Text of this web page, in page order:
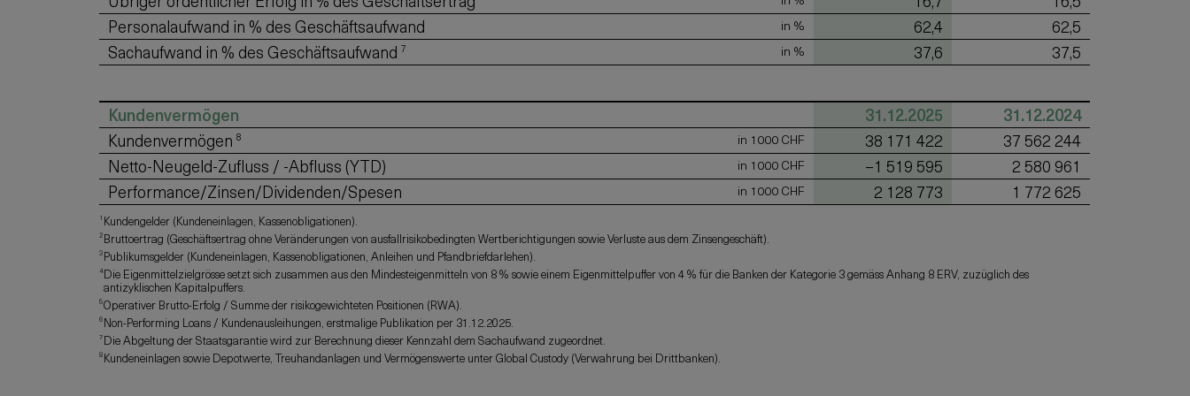
Personalaufwand in % des Geschäftsaufwand
in % 62,4
62,5
Sachaufwand in % des Geschäftsaufwand 7 in % 37,6 37,5
Kundenvermögen 31.12.2025
31.12.2024
Kundenvermögen 8 in 1000 CHF 38 171 422
37 562 244
Netto-Neugeld-Zufluss / -Abfluss (YTD)
in 1000 CHF –1 519 595
2 580 961
Performance/Zinsen/Dividenden/Spesen
in 1000 CHF 2 128 773 1 772 625
1 Kundengelder (Kundeneinlagen, Kassenobligationen).
2Bruttoertrag (Geschäftsertrag ohne Veränderungen von ausfallrisikobedingten Wertberichtigungen sowie Verluste aus dem Zinsengeschäft).
3Publikumsgelder (Kundeneinlagen, Kassenobligationen, Anleihen und Pfandbriefdarlehen).
4Die Eigenmittelzielgrösse setzt sich zusammen aus den Mindesteigenmitteln von 8 % sowie einem Eigenmittelpuffer von 4 % für die Banken der Kategorie 3 gemäss Anhang 8 ERV, zuzüglich des
antizyklischen Kapitalpuffers.
5Operativer Brutto-Erfolg / Summe der risikogewichteten Positionen (RWA).
6Non-Performing Loans / Kundenausleihungen, erstmalige Publikation per 31.12.2025.
7Die Abgeltung der Staatsgarantie wird zur Berechnung dieser Kennzahl dem Sachaufwand zugeordnet.
8Kundeneinlagen sowie Depotwerte, Treuhandanlagen und Vermögenswerte unter Global Custody (Verwahrung bei Drittbanken).